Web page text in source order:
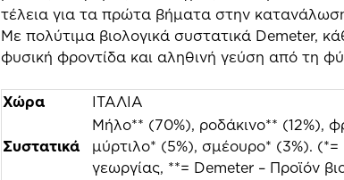
τέλεια για τα πρώτα βήματα στην
Με πολύτιμα βιολογικά συστατικά Demeter,
φυσική φροντίδα και αληθινή γεύση από τη
Χώρα ΙΤΑΛΙΑ
Συστατικά
Mήλο** (70%), ροδάκινο** (12%),
μύρτιλο* (5%), σμέουρο* (3%). (*=
γεωργίας, **= Demeter – Προϊόν